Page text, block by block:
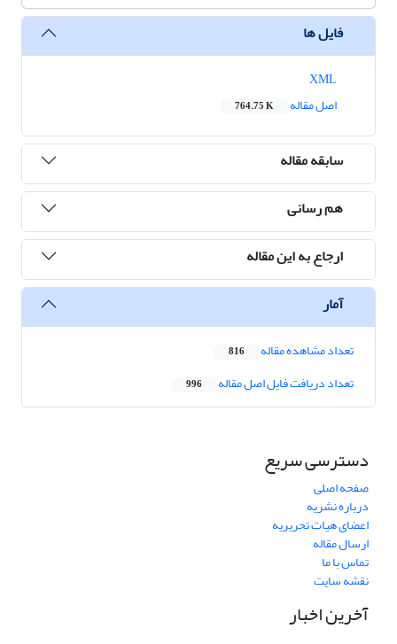
فایل ها
اصل مقاله
764.75 K
سابقه مقاله
هم رسانی
ارجاع به این مقاله
آمار
تعداد مشاهده مقاله 816
تعداد دریافت فایل اصل مقاله 996
دسترسی سریع
صفحه اصلی
درباره نشریه
اعضای هیات تحریریه
ارسال مقاله
تماس با ما
نقشه سایت
آخرین اخبار